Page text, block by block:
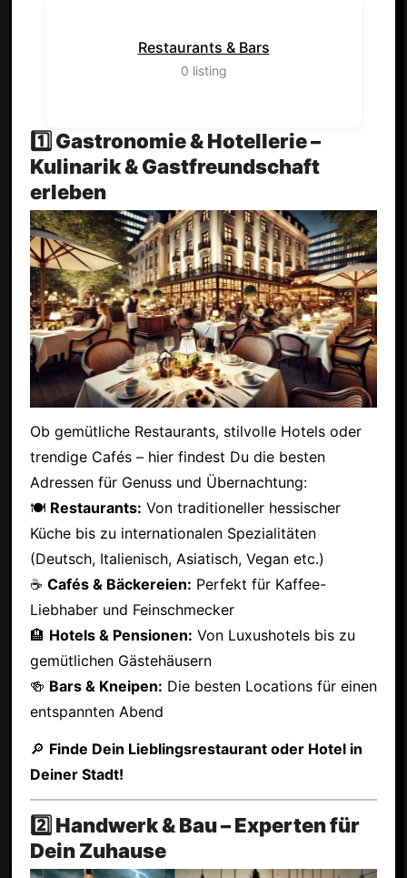
Restaurants & Bars
0 listing
1️⃣ Gastronomie & Hotellerie –
Kulinarik & Gastfreundschaft
erleben
Ob gemütliche Restaurants, stilvolle Hotels oder
trendige Cafés – hier findest Du die besten
Adressen für Genuss und Übernachtung:
🍽 Restaurants: Von traditioneller hessischer
Küche bis zu internationalen Spezialitäten
(Deutsch, Italienisch, Asiatisch, Vegan etc.)
☕ Cafés & Bäckereien: Perfekt für Kaffee-
Liebhaber und Feinschmecker
🏨 Hotels & Pensionen: Von Luxushotels bis zu
gemütlichen Gästehäusern
🍻 Bars & Kneipen: Die besten Locations für einen
entspannten Abend
🔎 Finde Dein Lieblingsrestaurant oder Hotel in
Deiner Stadt!
2️⃣ Handwerk & Bau – Experten für
Dein Zuhause